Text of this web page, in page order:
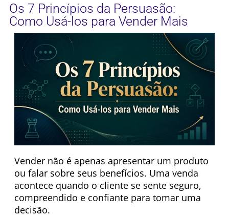
Os 7 Princípios da Persuasão:
Como Usá-los para Vender Mais
Vender não é apenas apresentar um produto
ou falar sobre seus benefícios. Uma venda
acontece quando o cliente se sente seguro,
compreendido e confiante para tomar uma
decisão.